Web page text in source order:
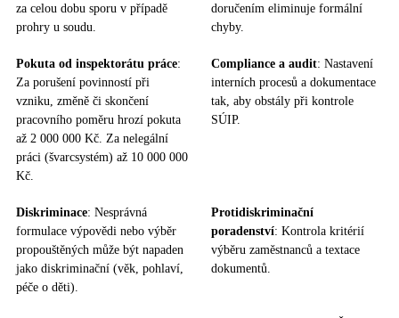
za celou dobu sporu v případě
prohry u soudu.
doručením eliminuje formální
chyby.
Pokuta od inspektorátu práce:
Za porušení povinností při
vzniku, změně či skončení
pracovního poměru hrozí pokuta
až 2 000 000 Kč. Za nelegální
práci (švarcsystém) až 10 000 000
Kč.
Compliance a audit: Nastavení
interních procesů a dokumentace
tak, aby obstály při kontrole
SÚIP.
Diskriminace: Nesprávná
formulace výpovědi nebo výběr
propouštěných může být napaden
jako diskriminační (věk, pohlaví,
péče o děti).
Protidiskriminační
poradenství: Kontrola kritérií
výběru zaměstnanců a textace
dokumentů.